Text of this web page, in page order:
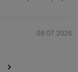
09.07.2026